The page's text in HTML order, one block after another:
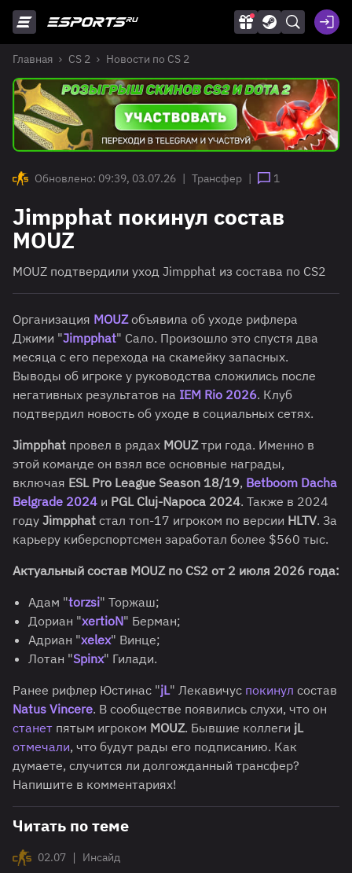
Главная CS 2 Новости по CS 2
Обновлено: 09:39, 03.07.26 | Трансфер | 1
Jimpphat покинул состав
MOUZ
MOUZ подтвердили уход Jimpphat из состава по CS2
Организация MOUZобъявила об уходе рифлера
Джими "Jimpphat" Сало. Произошло это спустя два
месяца с его перехода на скамейку запасных.
Выводы об игроке у руководства сложились после
негативных результатов на IEM Rio 2026. Клуб
подтвердил новость об уходе в социальных сетях.
Jimpphat провел в рядах MOUZтри года. Именно в
этой команде он взял все основные награды,
включая ESL Pro League Season 18/19, Betboom Dacha
Belgrade 2024 и PGL Cluj-Napoca 2024. Также в 2024
году Jimpphat стал топ-17 игроком по версии HLTV. За
карьеру киберспортсмен заработал более $560 тыс.
Актуальный состав MOUZ по CS2 от 2 июля 2026 года:
Адам "torzsi" Торжаш;
Дориан "xertioN" Берман;
Адриан "xelex" Винце;
Лотан "Spinx" Гилади.
Ранее рифлер Юстинас "jL" Лекавичус покинул состав
Natus Vincere. В сообществе появились слухи, что он
станет пятым игроком MOUZ. Бывшие коллеги jL
отмечали, что будут рады его подписанию. Как
думаете, случится ли долгожданный трансфер?
Напишите в комментариях!
Читать по теме
02.07 | Инсайд